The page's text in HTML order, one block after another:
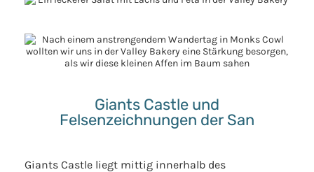
Giants Castle und
Felsenzeichnungen der San
Giants Castle liegt mittig innerhalb des